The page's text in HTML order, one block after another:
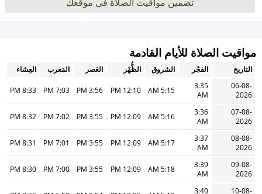
مواقيت الصلاة للأيام القادمة
التاريخ الفجْر الشروق الظُّهْر العَصر المَغرب
العِشاء
06-08-
2026
3:35
AM
5:15 AM
12:10 PM
3:56 PM
7:03 PM
8:33 PM
07-08-
2026
3:36
AM
5:16 AM
12:09 PM
3:55 PM
7:02 PM
8:32 PM
08-08-
2026
3:37
AM
5:17 AM
12:09 PM
3:55 PM
7:01 PM
8:31 PM
09-08-
2026
3:39
AM
5:18 AM
12:09 PM
3:55 PM
7:00 PM
8:30 PM
10-08-
3:40